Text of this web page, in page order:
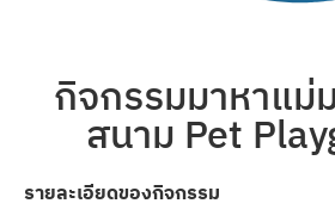
กิจกรรมมาหาแม่
สนาม Pet
รายละเอียดของกิจกรรม